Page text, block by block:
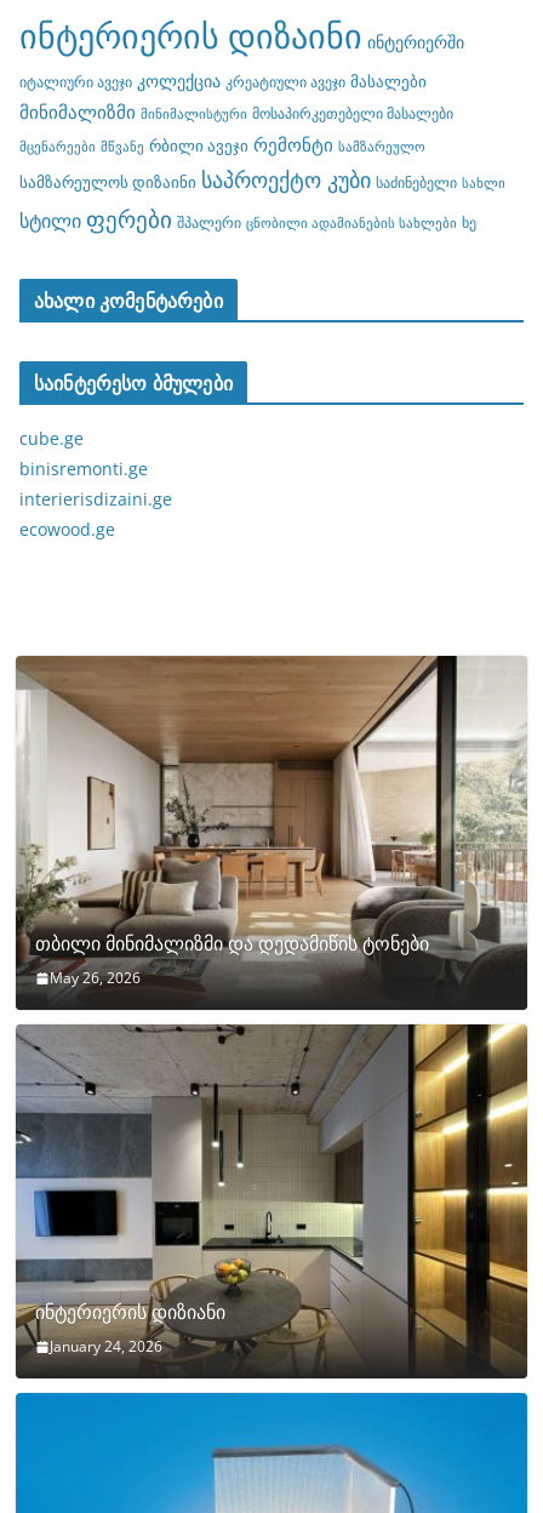
ინტერიერის დიზაინი ინტერიერში
იტალიური ავეჯი კოლექცია კრეატიული ავეჯი მასალები
მინიმალიზმი მინიმალისტური მოსაპირკეთებელი მასალები
მცენარეები მწვანე რბილი ავეჯი რემონტი სამზარეულო
სამზარეულოს დიზაინი საპროექტო კუბი საძინებელი სახლი
სტილი ფერები შპალერი ცნობილი ადამიანების სახლები ხე
ახალი კომენტარები
საინტერესო ბმულები
cube.ge
binisremonti.ge
interierisdizaini.ge
ecowood.ge
თბილი მინიმალიზმი და დედამიწის ტონები
May 26, 2026
ინტერიერის დიზიანი
January 24, 2026